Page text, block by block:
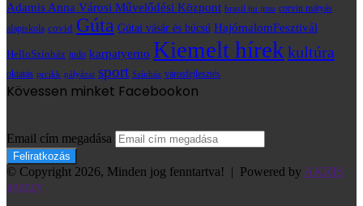
Adamis Anna Városi Művelődési Központ brazil jiu jitsu corvin mátyás
alapiskola covid Gúta Gútai vásár és búcsú HajómalomFesztivál
HelloSzínház judo karpatyerno Kiemelt hírek kultúra
oktatás prcikk pályázat sport Színház városfejlesztés
Kövessen minket Facebookon
Email cím megadása
© Copyright 2026, Minden jog fenntartva! | Powered by AKRIS
agency